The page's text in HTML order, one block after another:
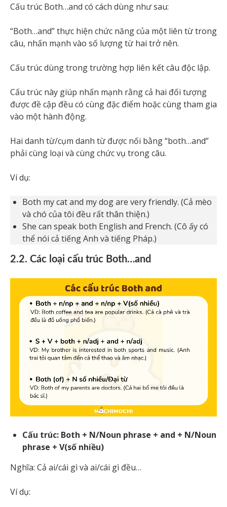
Cấu trúc Both…and có cách dùng như sau:
“Both…and” thực hiện chức năng của một liên từ trong
câu, nhấn mạnh vào số lượng từ hai trở nên.
Cấu trúc dùng trong trường hợp liên kết câu độc lập.
Cấu trúc này giúp nhấn mạnh rằng cả hai đối tượng
được đề cập đều có cùng đặc điểm hoặc cùng tham gia
vào một hành động.
Hai danh từ/cụm danh từ được nối bằng “both…and”
phải cùng loại và cùng chức vụ trong câu.
Ví dụ:
Both my cat and my dog are very friendly. (Cả mèo
và chó của tôi đều rất thân thiện.)
She can speak both English and French. (Cô ấy có
thể nói cả tiếng Anh và tiếng Pháp.)
2.2. Các loại cấu trúc Both…and
Cấu trúc: Both + N/Noun phrase + and + N/Noun
phrase + V(số nhiều)
Nghĩa: Cả ai/cái gì và ai/cái gì đều…
Ví dụ: